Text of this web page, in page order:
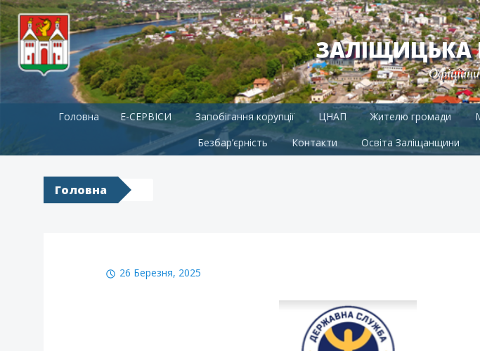
ЗАЛІЩИЦЬКА
Головна E-СЕРВІСИ Запобігання корупції ЦНАП Жителю громади
Безбар’єрність
Контакти Освіта Заліщанщини
Головна
26 Березня, 2025